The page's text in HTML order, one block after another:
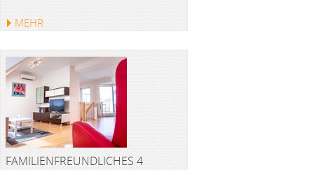
MEHR
FAMILIENFREUNDLICHES 4